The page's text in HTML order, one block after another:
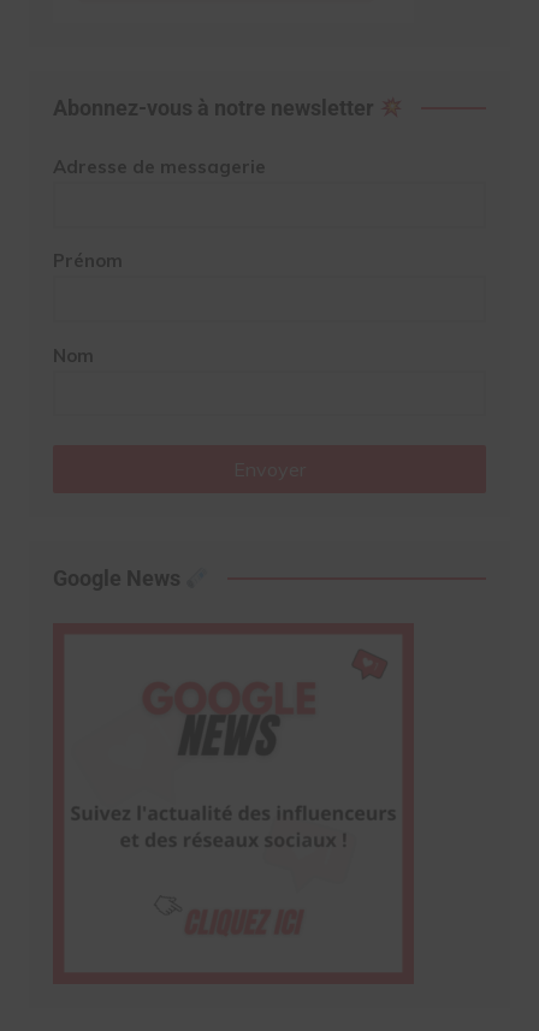
Abonnez-vous à notre newsletter
Adresse de messagerie
Prénom
Nom
Google News